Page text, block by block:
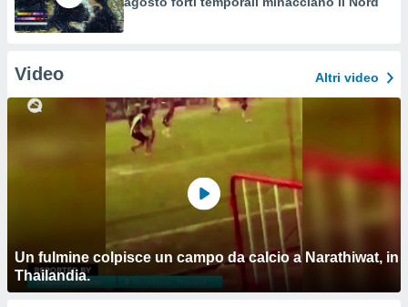
Video Altri video
Un fulmine colpisce un campo da calcio a Narathiwat, in
Thailandia.